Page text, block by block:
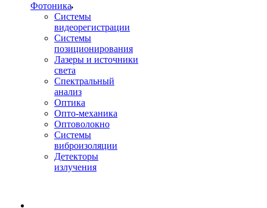
Фотоника
Cистемы
видеорегистрации
Системы
позиционирования
Лазеры и источники
света
Спектральный
анализ
Оптика
Опто-механика
Оптоволокно
Системы
виброизоляции
Детекторы
излучения